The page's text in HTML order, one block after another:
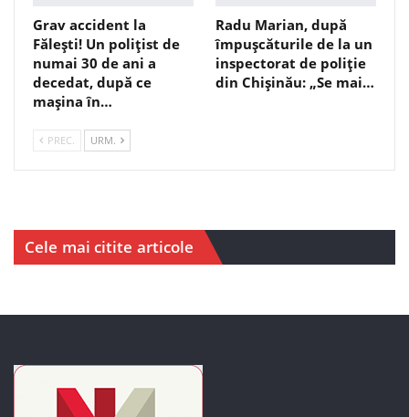
Grav accident la
Fălești! Un polițist de
numai 30 de ani a
decedat, după ce
mașina în…
Radu Marian, după
împușcăturile de la un
inspectorat de poliție
din Chișinău: „Se mai…
PREC. URM.
Cele mai citite articole